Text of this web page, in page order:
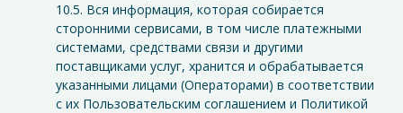
10.5. Вся информация, которая собирается
сторонними сервисами, в том числе платежными
системами, средствами связи и другими
поставщиками услуг, хранится и обрабатывается
указанными лицами (Операторами) в соответствии
с их Пользовательским соглашением и Политикой